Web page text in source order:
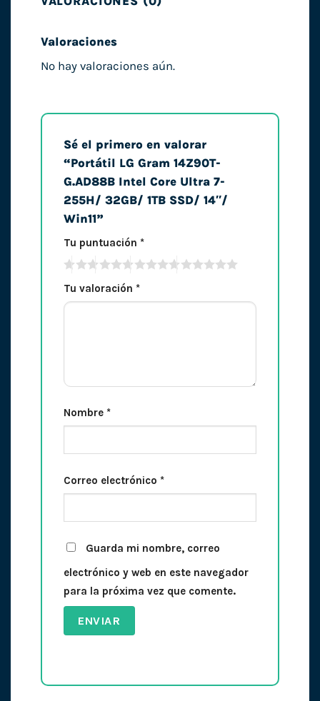
Valoraciones
No hay valoraciones aún.
Sé el primero en valorar
“Portátil LG Gram 14Z90T-
G.AD88B Intel Core Ultra 7-
255H/ 32GB/ 1TB SSD/ 14″/
Win11”
Tu puntuación *
Tu valoración *
Nombre *
Correo electrónico *
Guarda mi nombre, correo
electrónico y web en este navegador
para la próxima vez que comente.